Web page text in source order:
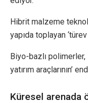
Hibrit malzeme
yapıda toplayan
Biyo-bazlı
yatırım araçlarının’
Küresel arenada